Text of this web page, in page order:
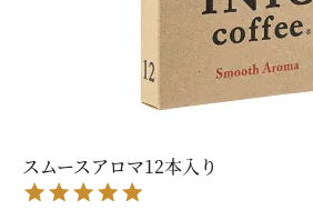
スムースアロマ12本入り